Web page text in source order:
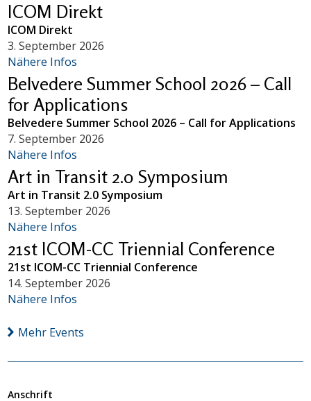
ICOM Direkt
ICOM Direkt
3. September 2026
Nähere Infos
Belvedere Summer School 2026 – Call
for Applications
Belvedere Summer School 2026 – Call for Applications
7. September 2026
Nähere Infos
Art in Transit 2.0 Symposium
Art in Transit 2.0 Symposium
13. September 2026
Nähere Infos
21st ICOM-CC Triennial Conference
21st ICOM-CC Triennial Conference
14. September 2026
Nähere Infos
Mehr Events
Anschrift